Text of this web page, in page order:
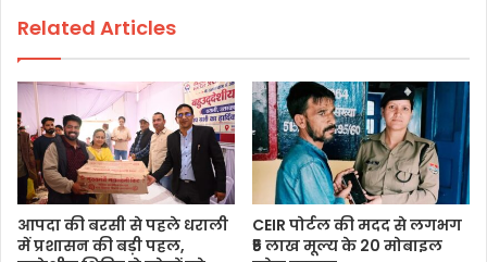
Related Articles
आपदा की बरसी से पहले धराली
में प्रशासन की बड़ी पहल,
CEIR पोर्टल की मदद से लगभग
₹5 लाख मूल्य के 20 मोबाइल